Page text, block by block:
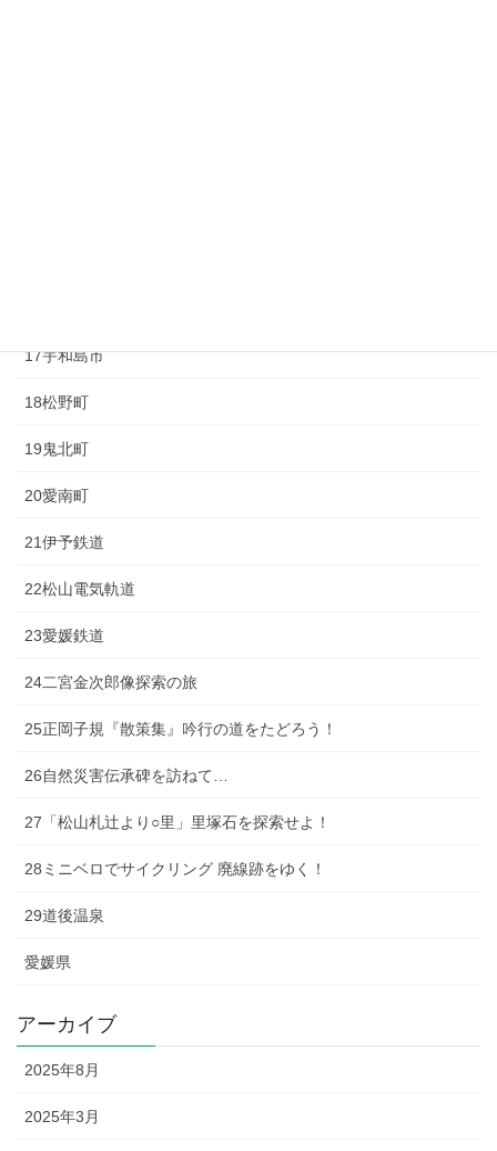
17宇和島市
18松野町
19鬼北町
20愛南町
21伊予鉄道
22松山電気軌道
23愛媛鉄道
24二宮金次郎像探索の旅
25正岡子規『散策集』吟行の道をたどろう！
26自然災害伝承碑を訪ねて…
27「松山札辻より○里」里塚石を探索せよ！
28ミニベロでサイクリング 廃線跡をゆく！
29道後温泉
愛媛県
アーカイブ
2025年8月
2025年3月